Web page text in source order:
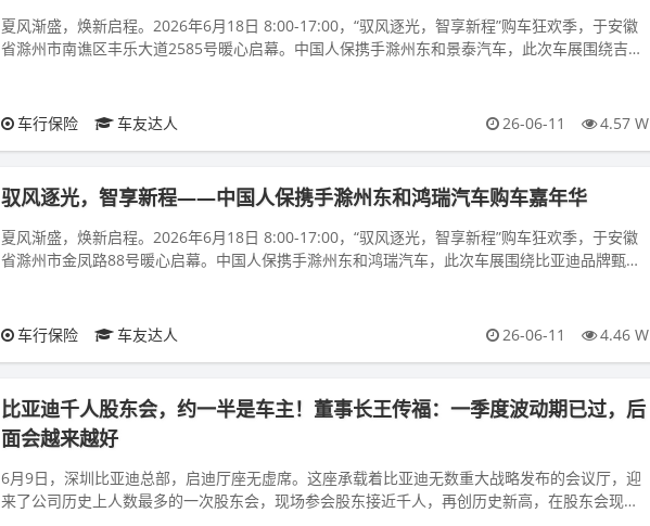
夏风渐盛，焕新启程。2026年6月18日 8:00-17:00，“驭风逐光，智享新程”购车狂欢季，于安徽
省滁州市南谯区丰乐大道2585号暖心启幕。中国人保携手滁州东和景泰汽车，此次车展围绕吉利
车行保险 车友达人 26-06-11 4.57 W
驭风逐光，智享新程——中国人保携手滁州东和鸿瑞汽车购车嘉年华
夏风渐盛，焕新启程。2026年6月18日 8:00-17:00，“驭风逐光，智享新程”购车狂欢季，于安徽
省滁州市金凤路88号暖心启幕。中国人保携手滁州东和鸿瑞汽车，此次车展围绕比亚迪品牌甄选
车行保险 车友达人 26-06-11 4.46 W
比亚迪千人股东会，约一半是车主！董事长王传福：一季度波动期已过，后
面会越来越好
6月9日，深圳比亚迪总部，启迪厅座无虚席。这座承载着比亚迪无数重大战略发布的会议厅，迎
来了公司历史上人数最多的一次股东会，现场参会股东接近千人，再创历史新高，在股东会现场